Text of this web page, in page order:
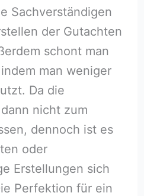
Sachverständigen
der Gutachten
schont man
man weniger
Da die
nicht zum
dennoch ist es
oder
Erstellungen sich
Perfektion für ein